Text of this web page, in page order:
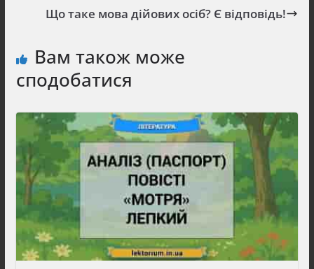
Що таке мова дійових осіб? Є відповідь!
Вам також може
сподобатися